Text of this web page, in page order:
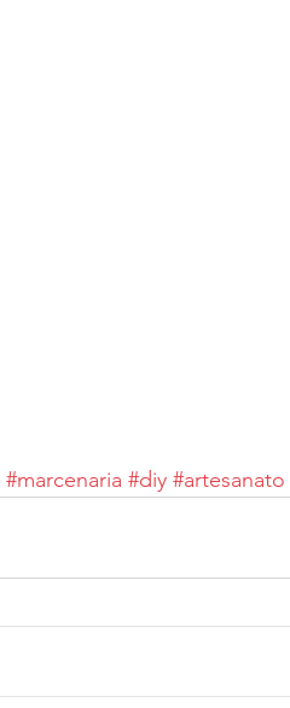
#marcenaria #diy #artesanato